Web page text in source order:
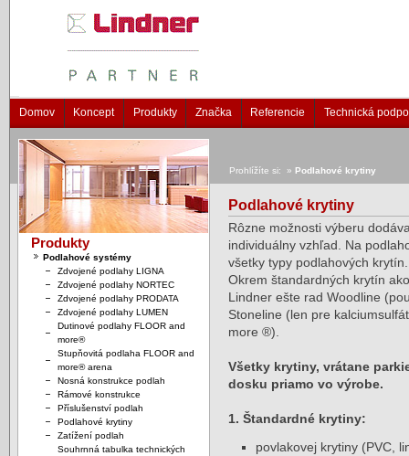
Domov Koncept Produkty Značka Referencie Technická
Prohlížíte si: » Podlahové krytiny
Produkty
Podlahové systémy
Zdvojené podlahy LIGNA
Zdvojené podlahy NORTEC
Zdvojené podlahy PRODATA
Zdvojené podlahy LUMEN
Dutinové podlahy FLOOR and
more®
Stupňovitá podlaha FLOOR and
more® arena
Nosná konstrukce podlah
Rámové konstrukce
Příslušenství podlah
Podlahové krytiny
Zatížení podlah
Souhrnná tabulka technických
Podlahové krytiny
Rôzne možnosti výberu
individuálny vzhľad. Na
všetky typy podlahových krytín.
Okrem štandardných krytín
Lindner ešte rad Woodline
Stoneline (len pre
more ®).
Všetky krytiny, vrátane
dosku priamo vo výrobe.
1. Štandardné krytiny:
povlakovej krytiny (PVC,